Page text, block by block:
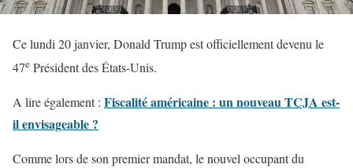
Ce lundi 20 janvier, Donald Trump est officiellement devenu le
47e Président des États-Unis.
A lire également : Fiscalité américaine : un nouveau TCJA est-
il envisageable ?
Comme lors de son premier mandat, le nouvel occupant du